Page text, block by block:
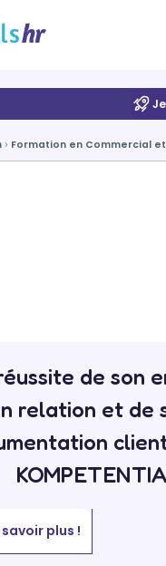
Formation en Commercial
de son
relation et de
KOMPETENTIA
plus !